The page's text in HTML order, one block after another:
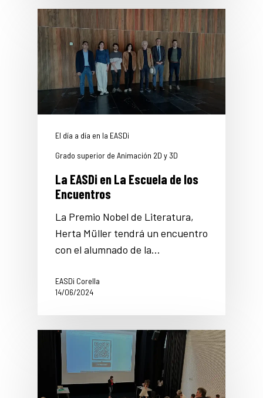
El día a día en la EASDi
Grado superior de Animación 2D y 3D
La EASDi en La Escuela de los
Encuentros
La Premio Nobel de Literatura,
Herta Müller tendrá un encuentro
con el alumnado de la…
EASDi Corella
14/06/2024